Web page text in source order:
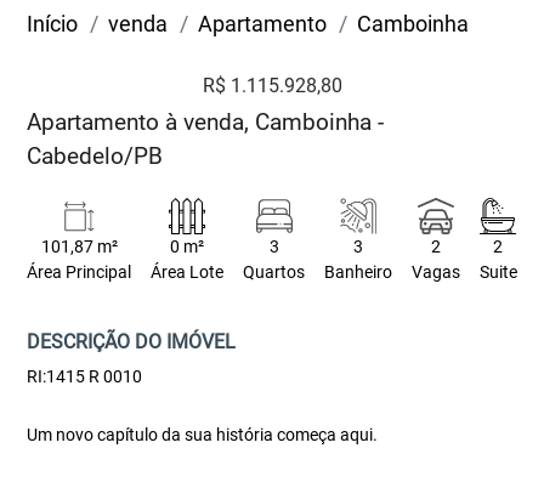
Início venda Apartamento Camboinha
R$ 1.115.928,80
Apartamento à venda, Camboinha -
Cabedelo/PB
101,87 m²
Área Principal
0 m²
Área Lote
3
Quartos
3
Banheiro
2
Vagas
2
Suite
DESCRIÇÃO DO IMÓVEL
RI:1415 R 0010
Um novo capítulo da sua história começa aqui.